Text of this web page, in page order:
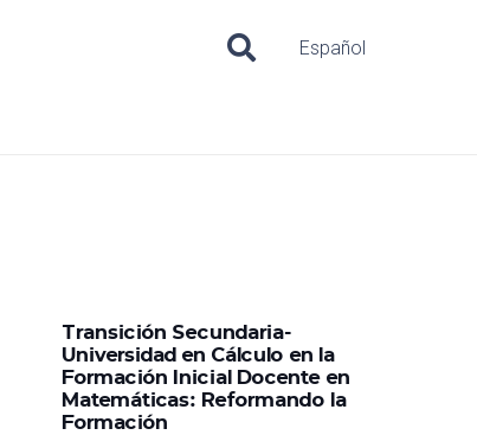
Español
Transición Secundaria-
Universidad en Cálculo en la
Formación Inicial Docente en
Matemáticas: Reformando la
Formación